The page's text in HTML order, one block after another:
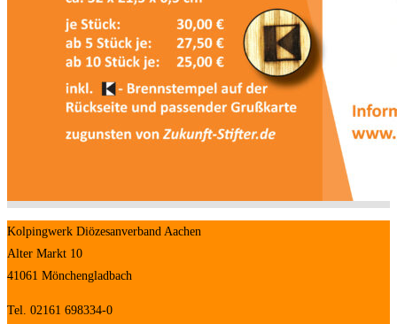
Kolpingwerk Diözesanverband Aachen
Alter Markt 10
41061 Mönchengladbach
Tel. 02161 698334-0